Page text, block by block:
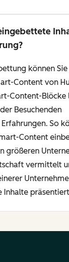
können
Content von
Content-Blöcke
Besuchenden
So
Content
größeren
vermittelt
Inhalte